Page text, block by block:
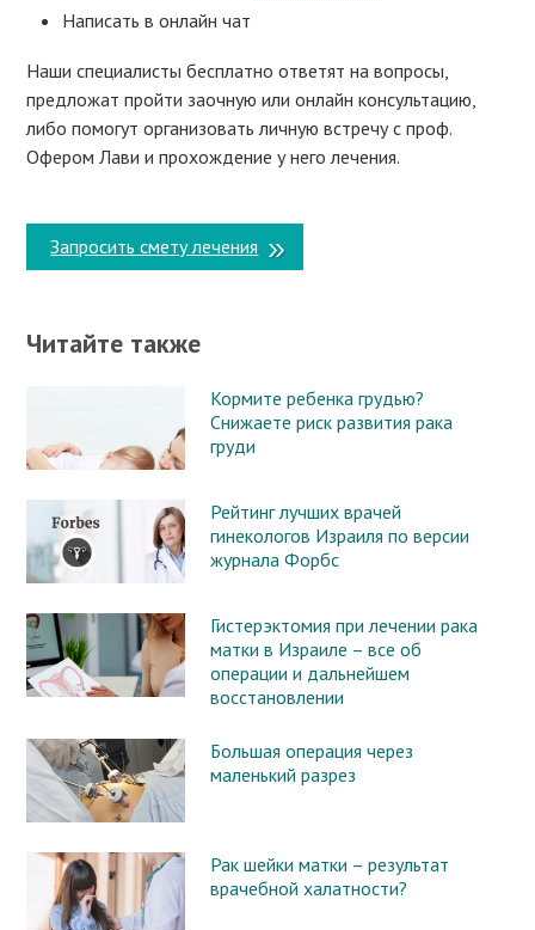
Написать в онлайн чат
Наши специалисты бесплатно ответят на вопросы,
предложат пройти заочную или онлайн консультацию,
либо помогут организовать личную встречу с проф.
Офером Лави и прохождение у него лечения.
Запросить смету лечения
Читайте также
Кормите ребенка грудью?
Снижаете риск развития рака
груди
Рейтинг лучших врачей
гинекологов Израиля по версии
журнала Форбс
Гистерэктомия при лечении рака
матки в Израиле – все об
операции и дальнейшем
восстановлении
Большая операция через
маленький разрез
Рак шейки матки – результат
врачебной халатности?